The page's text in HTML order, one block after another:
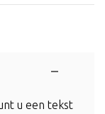
u een tekst